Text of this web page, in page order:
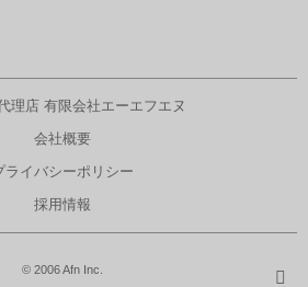
理店 有限会社エーエフエヌ
会社概要
ライバシーポリシー
採用情報
© 2006 Afn Inc.